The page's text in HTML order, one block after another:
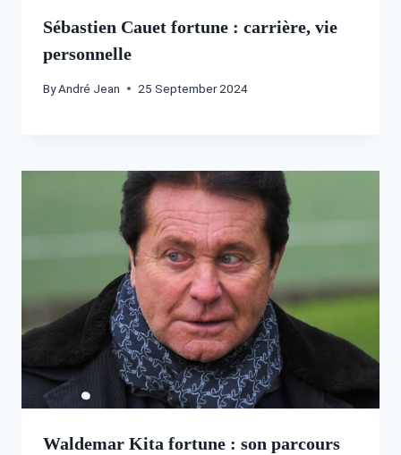
Sébastien Cauet fortune : carrière, vie
personnelle
ByAndré Jean 25 September 2024
Waldemar Kita fortune : son parcours